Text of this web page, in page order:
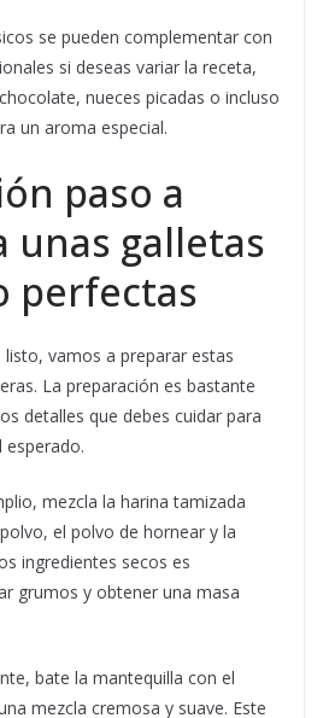
se pueden complementar con
si deseas variar la receta,
nueces picadas o incluso
un aroma especial.
paso a
unas galletas
perfectas
vamos a preparar estas
La preparación es bastante
detalles que debes cuidar para
esperado.
mezcla la harina tamizada
el polvo de hornear y la
ingredientes secos es
grumos y obtener una masa
bate la mantequilla con el
mezcla cremosa y suave. Este